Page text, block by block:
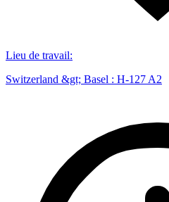
Lieu de travail:
Switzerland &gt; Basel : H-127 A2